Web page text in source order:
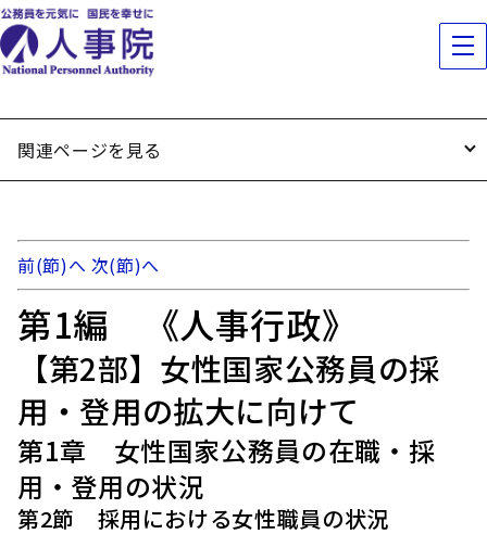
関連ページを見る
前(節)へ 次(節)へ
第1編 《人事行政》
【第2部】女性国家公務員の採
用・登用の拡大に向けて
第1章 女性国家公務員の在職・採
用・登用の状況
第2節 採用における女性職員の状況